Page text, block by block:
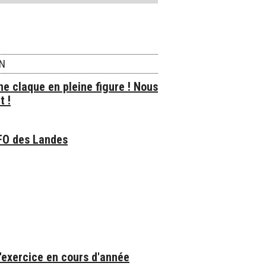
claque en pleine figure ! Nous
!
des Landes
en cours d'année